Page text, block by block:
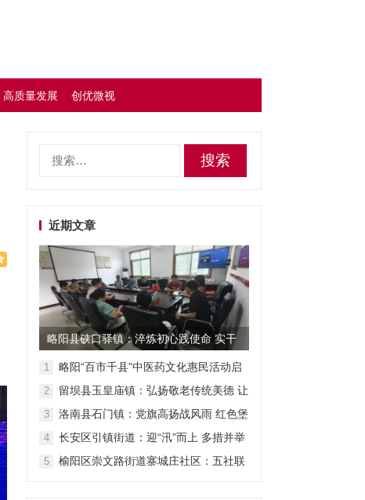
高质量发展 创优微视
近期文章
略阳县硖口驿镇：淬炼初心践使命 实干
担当显作为
1
略阳“百市千县”中医药文化惠民活动启
2
留坝县玉皇庙镇：弘扬敬老传统美德 让
3
洛南县石门镇：党旗高扬战风雨 红色堡
4
长安区引镇街道：迎“汛”而上 多措并举
5
榆阳区崇文路街道寨城庄社区：五社联